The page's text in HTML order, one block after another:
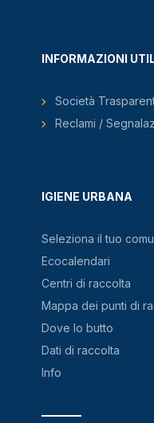
IGIENE URBANA
Seleziona il tuo
Ecocalendari
Centri di raccolta
Mappa dei punti di
Dove lo butto
Dati di raccolta
Info
INFORMAZIONI
Società
Reclami /